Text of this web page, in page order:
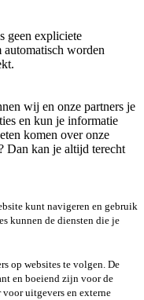
geen expliciete
automatisch worden
wij en onze partners je
en kun je informatie
komen over onze
Dan kan je altijd terecht
kunt navigeren en gebruik
kunnen de diensten die je
op websites te volgen. De
en boeiend zijn voor de
uitgevers en externe